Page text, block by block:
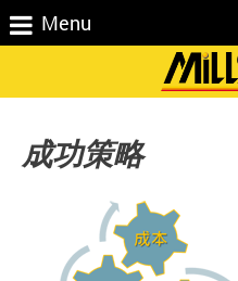
Menu
成功策略